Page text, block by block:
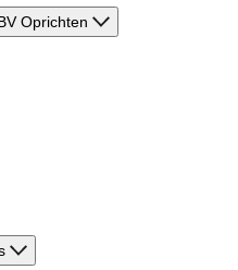
Oprichten